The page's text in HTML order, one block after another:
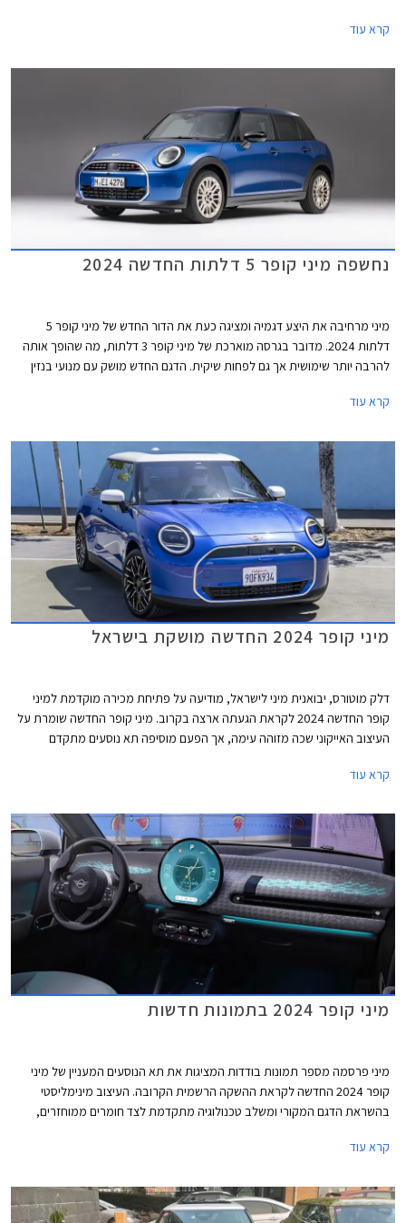
קרא עוד
נחשפה מיני קופר 5 דלתות החדשה 2024
מיני מרחיבה את היצע דגמיה ומציגה כעת את הדור החדש של מיני קופר 5
דלתות 2024. מדובר בגרסה מוארכת של מיני קופר 3 דלתות, מה שהופך אותה
להרבה יותר שימושית אך גם לפחות שיקית. הדגם החדש מושק עם מנועי בנזין
קרא עוד
מיני קופר 2024 החדשה מושקת בישראל
דלק מוטורס, יבואנית מיני לישראל, מודיעה על פתיחת מכירה מוקדמת למיני
קופר החדשה 2024 לקראת הגעתה ארצה בקרוב. מיני קופר החדשה שומרת על
העיצוב האייקוני שכה מזוהה עימה, אך הפעם מוסיפה תא נוסעים מתקדם
חשמל ובנזין בשתי רמות אבזור לבחירה.
קרא עוד
מיני קופר 2024 בתמונות חדשות
מיני פרסמה מספר תמונות בודדות המציגות את תא הנוסעים המעניין של מיני
קופר 2024 החדשה לקראת ההשקה הרשמית הקרובה. העיצוב מינימליסטי
בהשראת הדגם המקורי ומשלב טכנולוגיה מתקדמת לצד חומרים ממוחזרים,
קונספטואלי.
קרא עוד